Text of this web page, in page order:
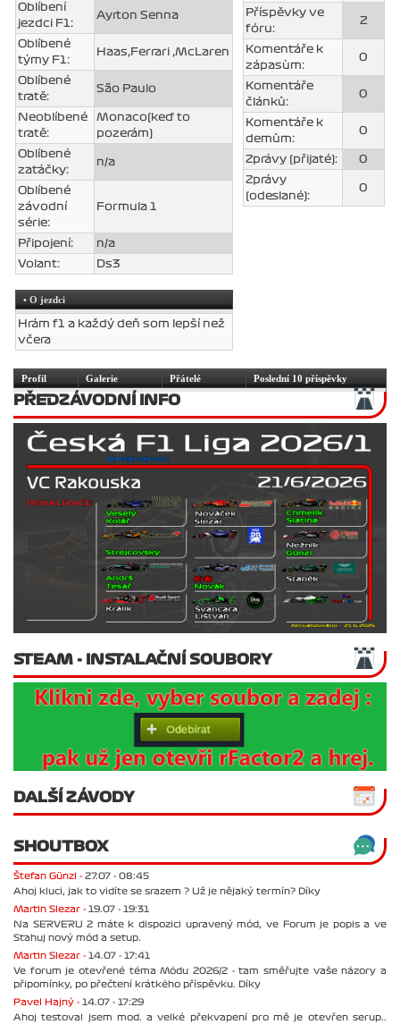
Oblíbení
jezdci F1:
Ayrton Senna
Oblíbené
týmy F1:
Haas,Ferrari ,McLaren
Oblíbené
tratě:
São Paulo
Neoblíbené
tratě:
Monaco(keď to
pozerám)
Oblíbené
zatáčky:
n/a
Oblíbené
závodní
série:
Formula 1
Připojení:
n/a
Volant:
Ds3
• O jezdci
Hrám f1 a každý deň som lepší než
včera
Příspěvky ve
fóru:
2
Komentáře k
zápasùm:
0
Komentáře
článků:
0
Komentáře k
demům:
0
Zprávy (přijaté):
0
Zprávy
(odeslané):
0
Profil Galerie Přátelé Poslední 10 příspěvky
PŘEDZÁVODNÍ INFO
STEAM - INSTALAČNÍ SOUBORY
DALŠÍ ZÁVODY
SHOUTBOX
Štefan Günzl - 27.07 - 08:45
Ahoj kluci, jak to vidíte se srazem ? Už je nějaký termín? Díky
Martin Slezar - 19.07 - 19:31
Na SERVERU 2 máte k dispozici upravený mód, ve Forum je popis a ve
Stahuj nový mód a setup.
Martin Slezar - 14.07 - 17:41
Ve forum je otevřené téma Módu 2026/2 - tam směřujte vaše názory a
připomínky, po přečtení krátkého příspěvku. Díky
Pavel Hajný - 14.07 - 17:29
Ahoj testoval jsem mod. a velké překvapení pro mě je otevřen serup..